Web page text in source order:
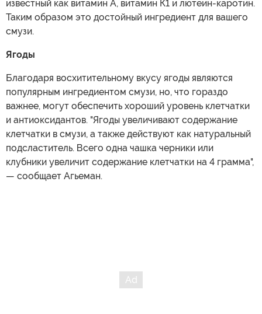
известный как витамин А, витамин К1 и лютеин-каротин.
Таким образом это достойный ингредиент для вашего
смузи.
Ягоды
Благодаря восхитительному вкусу ягоды являются
популярным ингредиентом смузи, но, что гораздо
важнее, могут обеспечить хороший уровень клетчатки
и антиоксидантов. "Ягоды увеличивают содержание
клетчатки в смузи, а также действуют как натуральный
подсластитель. Всего одна чашка черники или
клубники увеличит содержание клетчатки на 4 грамма",
— сообщает Агьеман.